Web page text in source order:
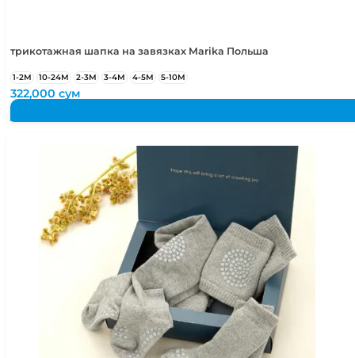
трикотажная шапка на завязках Marika Польша
1-2М 10-24М 2-3М 3-4М 4-5М 5-10М
322,000сум